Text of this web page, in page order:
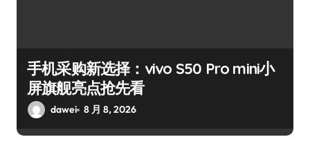
手机采购新选择：vivo S50 Pro mini小
屏旗舰亮点抢先看
dawei 8 月 8, 2026